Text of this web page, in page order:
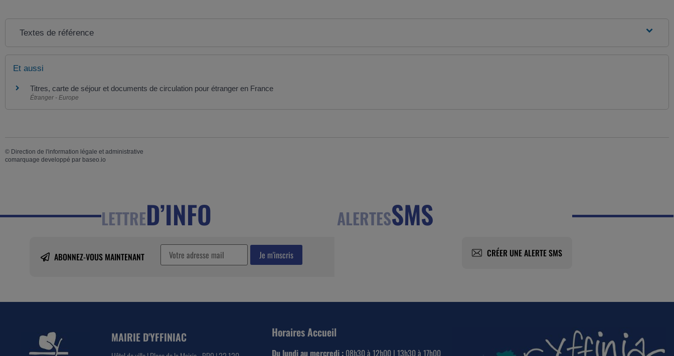
Textes de référence
Et aussi
Titres, carte de séjour et documents de circulation pour étranger en France
Étranger - Europe
© Direction de l'information légale et administrative
comarquage developpé par baseo.io
LETTRED’INFO
ABONNEZ-VOUS MAINTENANT
ALERTESSMS
CRÉER UNE ALERTE SMS
MAIRIE D'YFFINIAC Horaires Accueil
Du lundi au mercredi :08h30 à 12h00 | 13h30 à 17h00